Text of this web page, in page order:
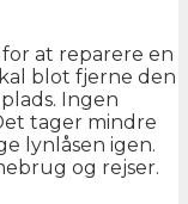
at reparere en
blot fjerne den
Ingen
tager mindre
lynlåsen igen.
og rejser.